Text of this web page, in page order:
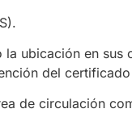
ubicación en sus
del
de circulación